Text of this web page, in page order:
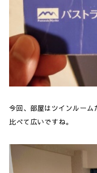
今回、部屋はツインルーム
比べて広いですね。